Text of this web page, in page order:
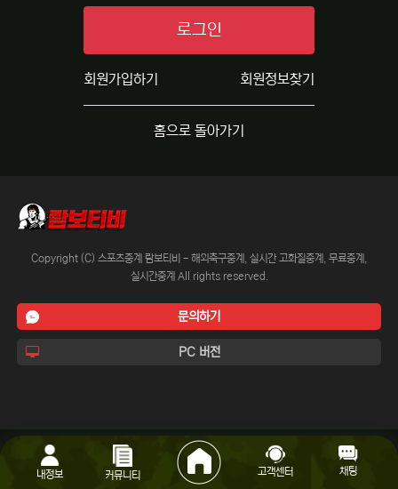
로그인
회원가입하기 회원정보찾기
홈으로 돌아가기
Copyright (C) 스포츠중계 람보티비 - 해외축구중계, 실시간 고화질중계, 무료중계,
실시간중계 All rights reserved.
문의하기
PC 버전
내정보 커뮤니티 고객센터 채팅